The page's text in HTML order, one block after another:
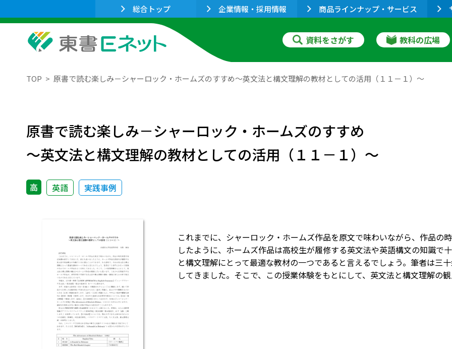
総合トップ 企業情報・採用情報 商品ラインナップ・サービス
資料をさがす 教科の広場
TOP 原書で読む楽しみ－シャーロック・ホームズのすすめ～英文法と構文理解の教材としての活用（１１－１）～
原書で読む楽しみ－シャーロック・ホームズのすすめ
～英文法と構文理解の教材としての活用（１１－１）～
高 英語 実践事例
これまでに、シャーロック・ホームズ作品を原文で味わいながら、作品の
したように、ホームズ作品は高校生が履修する英文法や英語構文の知識で
と構文理解にとって最適な教材の一つであると言えるでしょう。筆者は三
してきました。そこで、この授業体験をもとにして、英文法と構文理解の